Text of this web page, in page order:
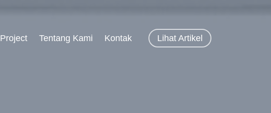
Project Tentang Kami Kontak Lihat Artikel